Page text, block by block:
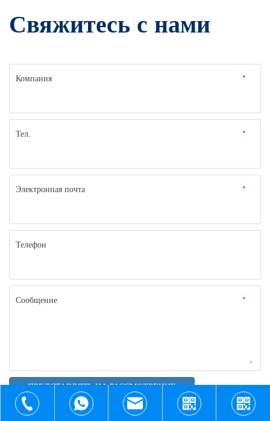
Свяжитесь с нами
*
Компания
*
Тел.
*
Электронная почта
Телефон
*
Сообщение
ПРЕДСТАВЛЯТЬ НА РАССМОТРЕНИЕ
+86